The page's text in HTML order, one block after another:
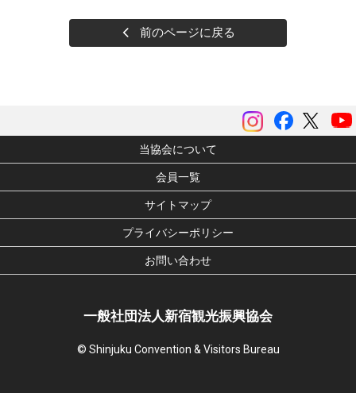
前のページに戻る
ツイ
Facebook
instagram
当協会について
会員一覧
サイトマップ
プライバシーポリシー
お問い合わせ
一般社団法人新宿観光振興協会
© Shinjuku Convention & Visitors Bureau